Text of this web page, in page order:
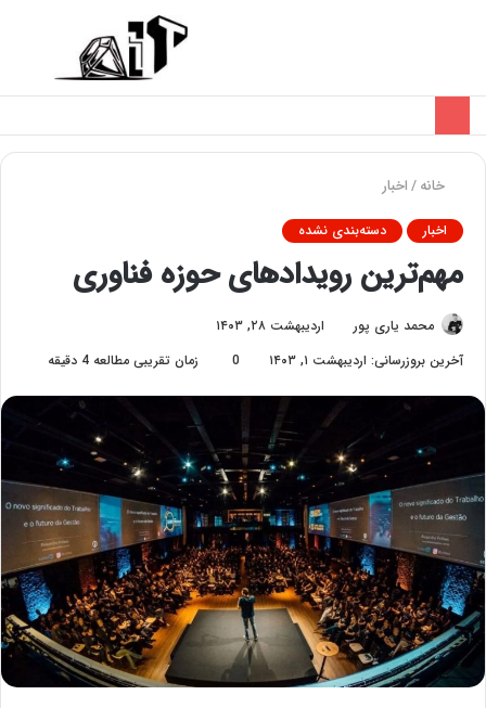
خانه/اخبار
اخبار دسته‌بندی نشده
مهم‌ترین رویدادهای حوزه فناوری
محمد یاری پور
اردیبهشت ۲۸, ۱۴۰۳
آخرین بروزرسانی: اردیبهشت ۱, ۱۴۰۳
0 زمان تقریبی مطالعه 4 دقیقه